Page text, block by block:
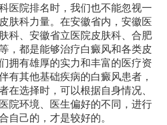
医院排名时，我们也不能忽视一
肤科力量。在安徽省内，安徽医
科、安徽省立医院皮肤科、合肥
，都是能够治疗白癜风和各类皮
拥有雄厚的实力和丰富的医疗资
有其他基础疾病的白癜风患者，
在选择时，可以根据自身情况、
院环境、医生偏好的不同，进行
自己的，才是较好的。